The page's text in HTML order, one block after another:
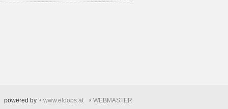
powered by www.eloops.at WEBMASTER